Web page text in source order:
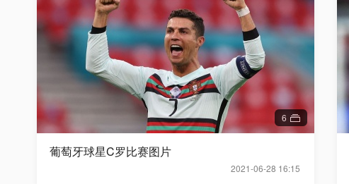
6
2021-06-28 16:15
葡萄牙球星C罗比赛图片